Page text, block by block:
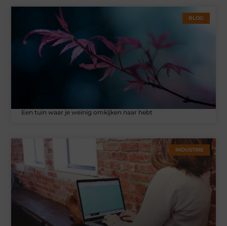
BLOG
Een tuin waar je weinig omkijken naar hebt
INDUSTRIE